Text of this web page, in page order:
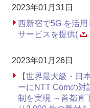
2023年01月31日
西新宿で5G を活
サービスを提供(
2023年01月26日
【世界最大級・日
ーにNTT Comの対
制を実現 ～首都直